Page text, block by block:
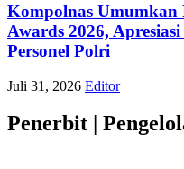
Kompolnas Umumkan
Awards 2026,
Personel Polri
Juli 31, 2026 Editor
Penerbit |